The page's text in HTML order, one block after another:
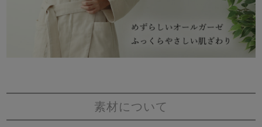
素材について